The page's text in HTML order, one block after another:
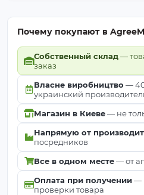
Почему покупают в
Собственный склад—
заказ
Власне виробництво —
украинский
Магазин в Киеве— не
Напрямую от
посредников
Все в одном месте— от
Оплата при получении—
проверки товара